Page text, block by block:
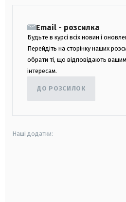
Email - розсилка
Будьте в курсі всіх новин і
Перейдіть на сторінку наших
обрати ті, що відповідають вашим
інтересам.
ДО РОЗСИЛОК
Наші додатки: